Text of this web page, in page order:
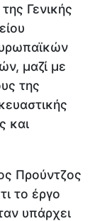
Γενικής
μαζί με
της
και
Προύντζος
το έργο
υπάρχει